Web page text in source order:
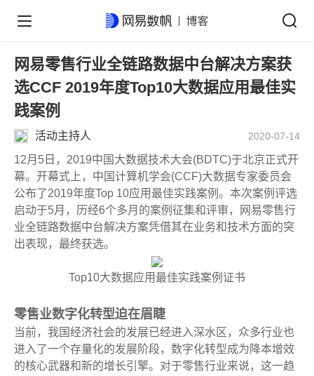
网易零售行业全链路数据中台解决方案获
选CCF 2019年度Top10大数据应用最佳实
践案例
活动主持人 2020-07-14
12月5日，2019中国大数据技术大会(BDTC)于北京正式开
幕。开幕式上，中国计算机学会(CCF)大数据专家委员会
公布了2019年度Top 10应用最佳实践案例。本次案例评选
启动于5月，历经6个多月的案例征集和评审，网易零售行
业全链路数据中台解决方案凭借其在业务和技术方面的突
出表现，最终获选。
Top10大数据应用最佳实践案例证书
零售业数字化转型迫在眉睫
当前，我国经济社会的发展已经进入深水区，众多行业也
进入了一个存量化的发展阶段，数字化转型成为降本增效
的核心武器和新的增长引擎。对于零售行业来说，这一趋